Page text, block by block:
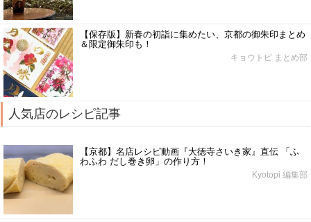
【保存版】新春の初詣に集めたい、京都の御朱印まとめ
＆限定御朱印も！
キョウトピ まとめ部
人気店のレシピ記事
【京都】名店レシピ動画『大徳寺さいき家』直伝 「ふ
わふわ だし巻き卵」の作り方！
Kyotopi 編集部